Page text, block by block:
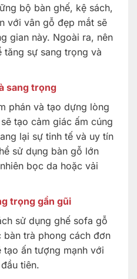
bộ bàn ghế, kệ sách,
với vân gỗ đẹp mắt sẽ
gian này. Ngoài ra, nên
tăng sự sang trọng và
sang trọng
phán và tạo dựng lòng
tạo cảm giác ấm cúng
lại sự tinh tế và uy tín
sử dụng bàn gỗ lớn
bọc da hoặc vải
trọng gần gũi
sử dụng ghế sofa gỗ
trà phong cách đơn
ấn tượng mạnh với
tiên.